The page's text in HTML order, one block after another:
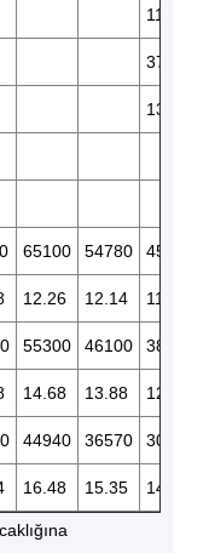
11.97
37280
13.47
65100 54780 45110
12.26 12.14 11.59
55300 46100 38100
14.68 13.88 12.99
44940 36570 30120
16.48 15.35 14.11